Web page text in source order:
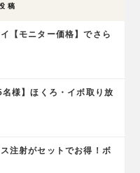
稿
【モニター価格】でさら
様】ほくろ・イボ取り放
注射がセットでお得！ボ